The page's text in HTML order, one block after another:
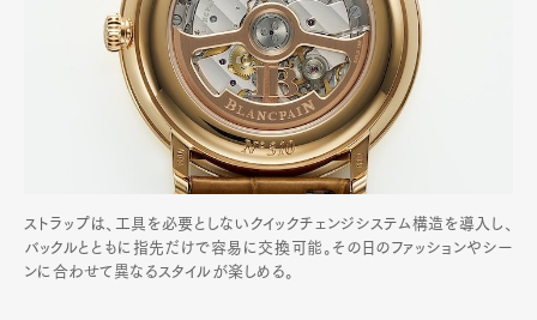
ストラップは、工具を必要としないクイックチェンジシステム構造を導入し、
バックルとともに指先だけで容易に交換可能。その日のファッションやシー
ンに合わせて異なるスタイルが楽しめる。